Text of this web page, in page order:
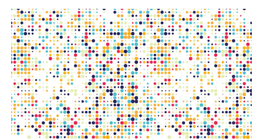
ένας καθημερινός αγώνας που πολλές φορές πληρώνεται
με ανθρώπινες ζωές.
Παράλληλα, εκφράζουμε την αμέριστη συμπαράστασή μας
στους κατοίκους του όμορου Δήμου Δωρίδας, που
δοκιμάστηκαν από τις καταστροφικές πυρκαγιές. Οι
πληγές που αφήνει πίσω της η φωτιά δεν γνωρίζουν
διοικητικά όρια. Είναι πληγές που αφορούν ολόκληρη τη
Στερεά Ελλάδα και απαιτούν αλληλεγγύη, συντονισμό και
κοινή προσπάθεια.